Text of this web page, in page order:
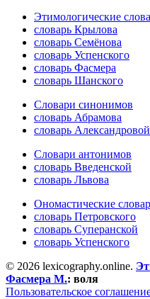
Этимологические
словарь Крылова
словарь Семёнова
словарь Успенского
словарь Фасмера
словарь Шанского
Словари синонимов
словарь Абрамова
словарь Александровой
Словари антонимов
словарь Введенской
словарь Львова
Ономастические
словарь Петровского
словарь Суперанской
словарь Успенского
© 2026 lexicography.online.
Фасмера М.: воля
Пользовательское